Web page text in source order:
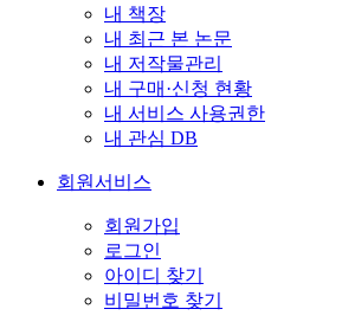
내 책장
내 최근 본 논문
내 저작물관리
내 구매·신청 현황
내 서비스 사용권한
내 관심 DB
회원서비스
회원가입
로그인
아이디 찾기
비밀번호 찾기